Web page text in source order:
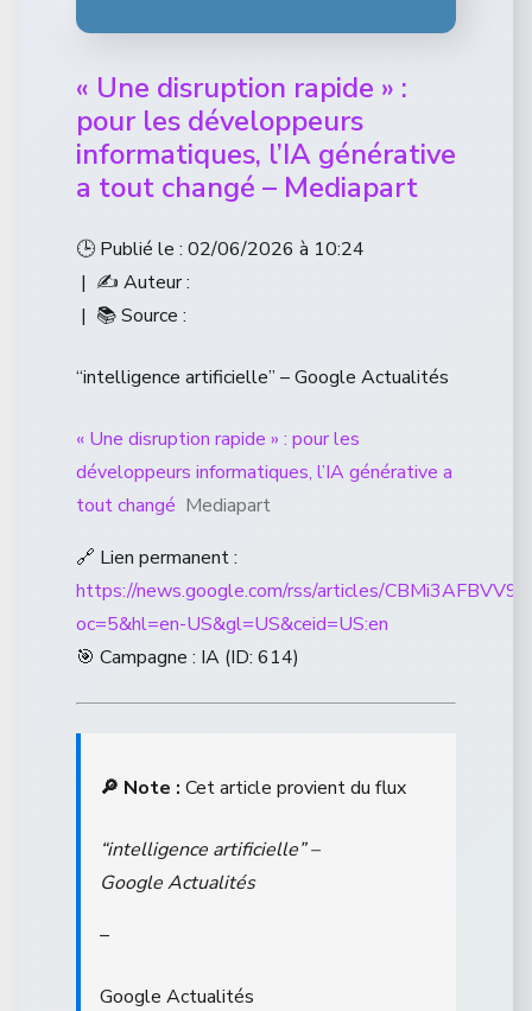
« Une disruption rapide » :
pour les développeurs
informatiques, l’IA générative
a tout changé – Mediapart
🕒 Publié le : 02/06/2026 à 10:24
| ✍️ Auteur :
| 📚 Source :
“intelligence artificielle” – Google Actualités
« Une disruption rapide » : pour les
développeurs informatiques, l’IA générative a
tout changé Mediapart
🔗 Lien permanent :
https://news.google.com/rss/articles/
oc=5&hl=en-US&gl=US&ceid=US:en
🎯 Campagne : IA (ID: 614)
🔎 Note : Cet article provient du flux
“intelligence artificielle” –
Google Actualités
–
Google Actualités